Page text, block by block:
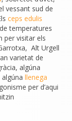
vessant sud de
ceps edulis
temperatures
per visitar els
Alt Urgell
varietat de
algúna
llenega
per d’aqui